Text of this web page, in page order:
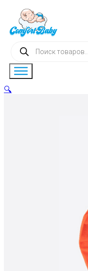
Поиск
товаров
🔍